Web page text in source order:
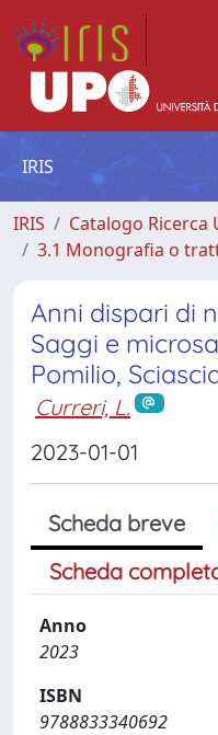
IRIS
IRIS Catalogo Ricerca
3.1 Monografia o
Anni dispari di
Saggi e
Pomilio,
Curreri, L.
2023-01-01
Scheda breve
Scheda
Anno
2023
ISBN
9788833340692